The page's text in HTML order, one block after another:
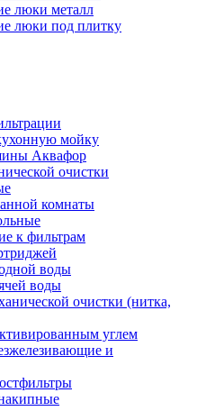
люки металл
люки под плитку
мойку
Аквафор
очистки
комнаты
к фильтрам
воды
воды
очистки (нитка,
углем
и